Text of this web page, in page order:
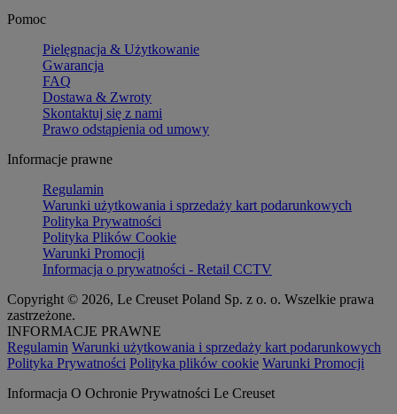
Pomoc
Pielęgnacja & Użytkowanie
Gwarancja
FAQ
Dostawa & Zwroty
Skontaktuj się z nami
Prawo odstąpienia od umowy
Informacje prawne
Regulamin
Warunki użytkowania i sprzedaży kart podarunkowych
Polityka Prywatności
Polityka Plików Cookie
Warunki Promocji
Informacja o prywatności - Retail CCTV
Copyright © 2026, Le Creuset Poland Sp. z o. o. Wszelkie prawa
zastrzeżone.
INFORMACJE PRAWNE
Regulamin Warunki użytkowania i sprzedaży kart podarunkowych
Polityka Prywatności Polityka plików cookie Warunki Promocji
Informacja O Ochronie Prywatności Le Creuset